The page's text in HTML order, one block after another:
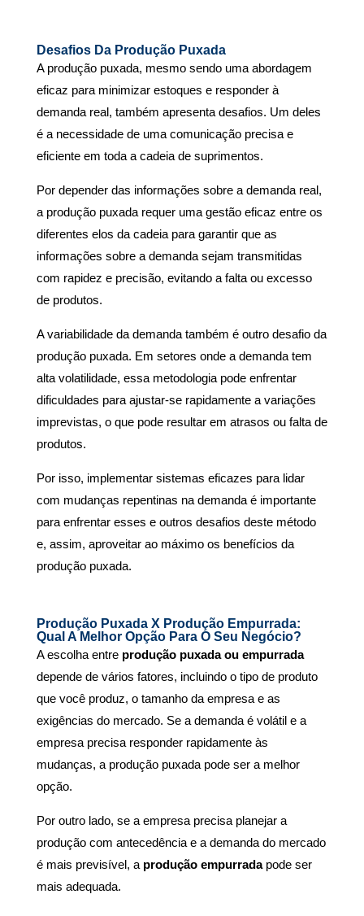
Desafios Da Produção Puxada
A produção puxada, mesmo sendo uma abordagem
eficaz para minimizar estoques e responder à
demanda real, também apresenta desafios. Um deles
é a necessidade de uma comunicação precisa e
eficiente em toda a cadeia de suprimentos.
Por depender das informações sobre a demanda real,
a produção puxada requer uma gestão eficaz entre os
diferentes elos da cadeia para garantir que as
informações sobre a demanda sejam transmitidas
com rapidez e precisão, evitando a falta ou excesso
de produtos.
A variabilidade da demanda também é outro desafio da
produção puxada. Em setores onde a demanda tem
alta volatilidade, essa metodologia pode enfrentar
dificuldades para ajustar-se rapidamente a variações
imprevistas, o que pode resultar em atrasos ou falta de
produtos.
Por isso, implementar sistemas eficazes para lidar
com mudanças repentinas na demanda é importante
para enfrentar esses e outros desafios deste método
e, assim, aproveitar ao máximo os benefícios da
produção puxada.
Produção Puxada X Produção Empurrada:
Qual A Melhor Opção Para O Seu Negócio?
A escolha entre produção puxada ou empurrada
depende de vários fatores, incluindo o tipo de produto
que você produz, o tamanho da empresa e as
exigências do mercado. Se a demanda é volátil e a
empresa precisa responder rapidamente às
mudanças, a produção puxada pode ser a melhor
opção.
Por outro lado, se a empresa precisa planejar a
produção com antecedência e a demanda do mercado
é mais previsível, a produção empurradapode ser
mais adequada.